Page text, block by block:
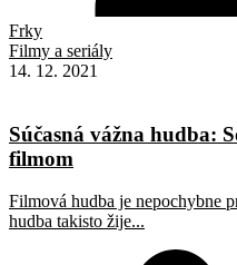
Frky
Filmy a seriály
14. 12. 2021
Súčasná vážna hudba:
filmom
Filmová hudba je nepochybne
hudba takisto žije...